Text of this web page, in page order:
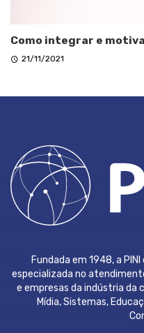
Como integrar e
21/11/2021
Fundada em 1948, a
especializada no
e empresas da indústria da
Mídia, Sistemas,